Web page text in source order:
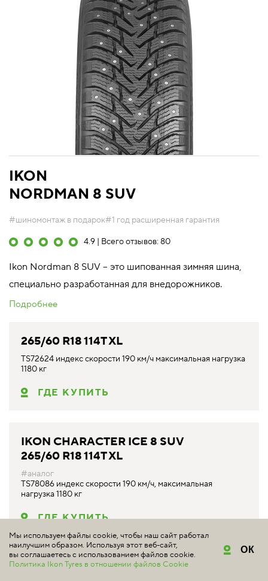
IKON
NORDMAN 8 SUV
#шиномонтаж в подарок#1 год расширенная гарантия
4.9 | Всего отзывов: 80
Ikon Nordman 8 SUV – это шипованная зимняя шина,
специально разработанная для внедорожников.
Подробнее
265/60 R18 114T XL
TS72624 индекс скорости 190 км/ч максимальная нагрузка
1180 кг
ГДЕ КУПИТЬ
IKON CHARACTER ICE 8 SUV
265/60 R18 114T XL
#аналог
TS78086 индекс скорости 190 км/ч, максимальная
нагрузка 1180 кг
ГДЕ КУПИТЬ
Мы используем файлы cookie, чтобы наш сайт работал
наилучшим образом. Используя этот веб-сайт,
вы соглашаетесь с использованием файлов cookie.
Политика Ikon Tyres в отношении файлов Cookie
ОК